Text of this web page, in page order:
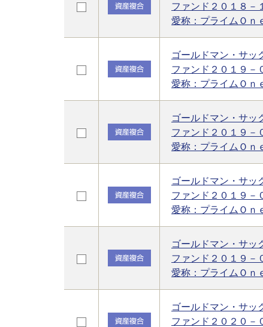
ファンド２０１８－
愛称：プライムＯｎ
ゴールドマン・サッ
ファンド２０１９－
愛称：プライムＯｎ
ゴールドマン・サッ
ファンド２０１９－
愛称：プライムＯｎ
ゴールドマン・サッ
ファンド２０１９－
愛称：プライムＯｎ
ゴールドマン・サッ
ファンド２０１９－
愛称：プライムＯｎ
ゴールドマン・サッ
ファンド２０２０－